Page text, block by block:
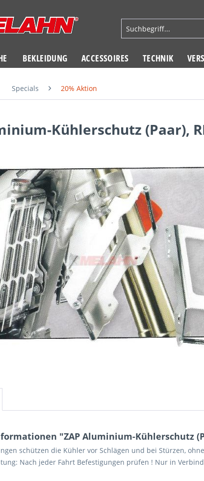
BEKLEIDUNG ACCESSOIRES TECHNIK
Specials 20% Aktion
Kühlerschutz (Paar),
"ZAP Aluminium-Kühlerschutz
schützen die Kühler vor Schlägen und bei Stürzen,
Nach jeder Fahrt Befestigungen prüfen ! Nur in